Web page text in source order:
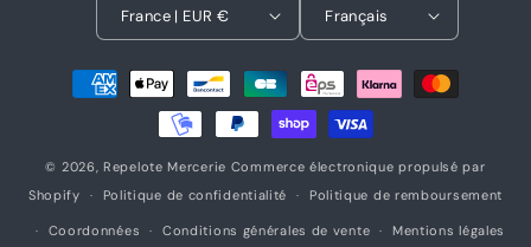
France | EUR € Français
Moyens
© 2026,Repelote Mercerie Commerce électronique propulsé par
Shopify
Politique de confidentialité Politique de remboursement
Coordonnées Conditions générales de vente Mentions légales